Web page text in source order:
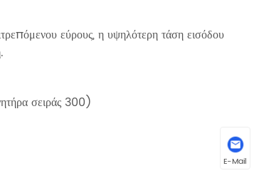
εύρους, η υψηλότερη τάση εισόδου
σειράς 300)
E-Mail